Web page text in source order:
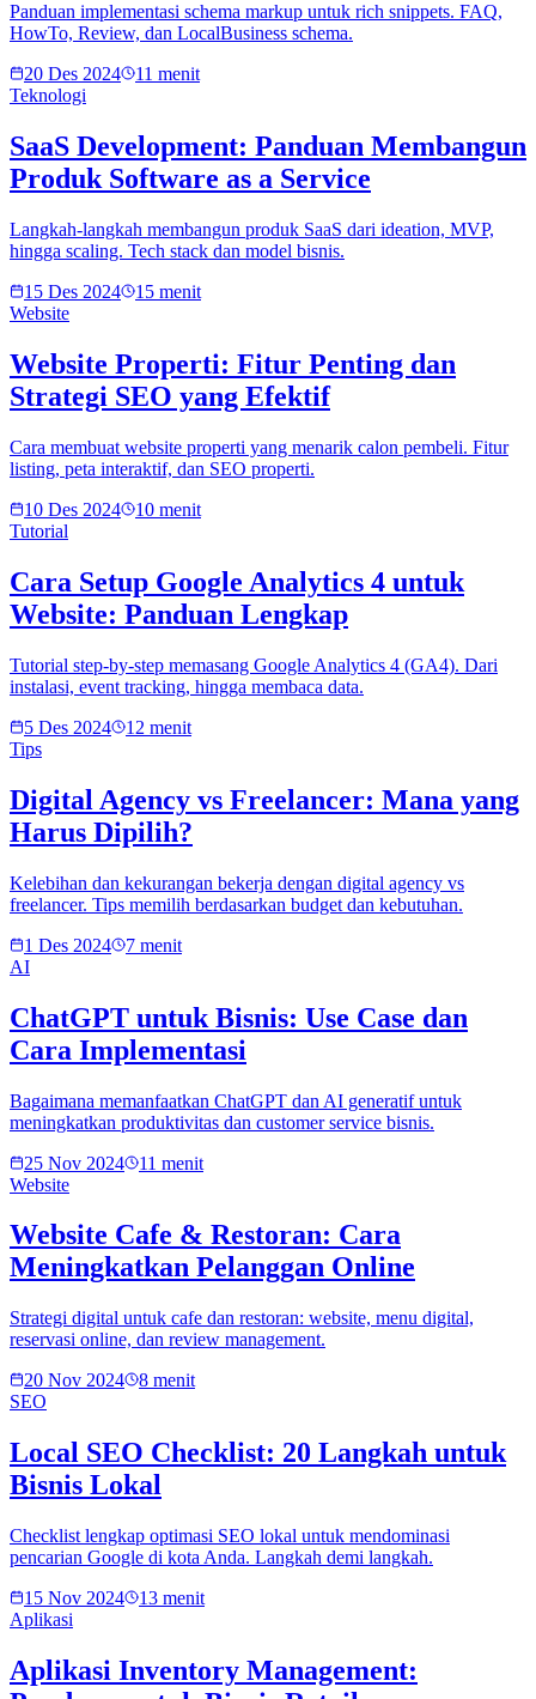
Panduan implementasi schema markup untuk rich snippets. FAQ,
HowTo, Review, dan LocalBusiness schema.
20 Des 2024
11 menit
Teknologi
SaaS Development: Panduan Membangun
Produk Software as a Service
Langkah-langkah membangun produk SaaS dari ideation, MVP,
hingga scaling. Tech stack dan model bisnis.
15 Des 2024
15 menit
Website
Website Properti: Fitur Penting dan
Strategi SEO yang Efektif
Cara membuat website properti yang menarik calon pembeli. Fitur
listing, peta interaktif, dan SEO properti.
10 Des 2024
10 menit
Tutorial
Cara Setup Google Analytics 4 untuk
Website: Panduan Lengkap
Tutorial step-by-step memasang Google Analytics 4 (GA4). Dari
instalasi, event tracking, hingga membaca data.
5 Des 2024
12 menit
Tips
Digital Agency vs Freelancer: Mana yang
Harus Dipilih?
Kelebihan dan kekurangan bekerja dengan digital agency vs
freelancer. Tips memilih berdasarkan budget dan kebutuhan.
1 Des 2024
7 menit
AI
ChatGPT untuk Bisnis: Use Case dan
Cara Implementasi
Bagaimana memanfaatkan ChatGPT dan AI generatif untuk
meningkatkan produktivitas dan customer service bisnis.
25 Nov 2024
11 menit
Website
Website Cafe & Restoran: Cara
Meningkatkan Pelanggan Online
Strategi digital untuk cafe dan restoran: website, menu digital,
reservasi online, dan review management.
20 Nov 2024
8 menit
SEO
Local SEO Checklist: 20 Langkah untuk
Bisnis Lokal
Checklist lengkap optimasi SEO lokal untuk mendominasi
pencarian Google di kota Anda. Langkah demi langkah.
15 Nov 2024
13 menit
Aplikasi
Aplikasi Inventory Management: